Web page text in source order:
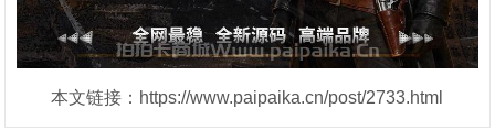
本文链接：https://www.paipaika.cn/post/2733.html